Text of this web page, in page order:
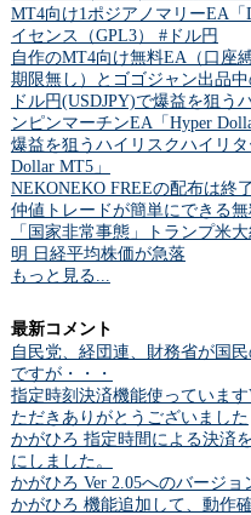
MT4向け1ポジアノマリーEA
イセンス（GPL3） #ドル円
自作のMT4向け無料EA（口座
期限無し）とゴゴジャン出品
ドル円(USDJPY)で爆益を狙
ンピンマーチンEA「Hyper
爆益を狙うハイリスクハイリ
Dollar MT5」
NEKONEKO FREEの配布は終
仲値トレードが簡単にできる
「国家非常事態」トランプ米
明 日経平均株価が急落
もっと見る...
最新コメント
自民党、経団連、財務省が国
ですが・・・
指定時刻決済機能使っていま
ただきありがとうございました
かがひろ 指定時間による決済
にしました。
かがひろ Ver 2.05へのバージョ
かがひろ 機能追加して、動作